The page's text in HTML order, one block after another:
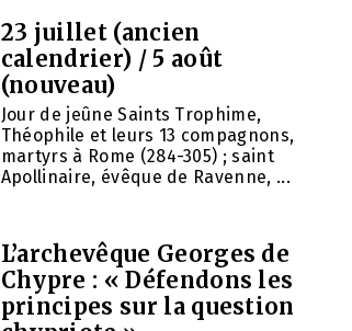
23 juillet (ancien
calendrier) / 5 août
(nouveau)
Jour de jeûne Saints Trophime,
Théophile et leurs 13 compagnons,
martyrs à Rome (284-305) ; saint
Apollinaire, évêque de Ravenne, ...
L’archevêque Georges de
Chypre : « Défendons les
principes sur la question